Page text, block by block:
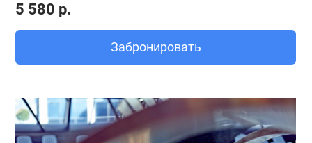
5 580 р.
Забронировать